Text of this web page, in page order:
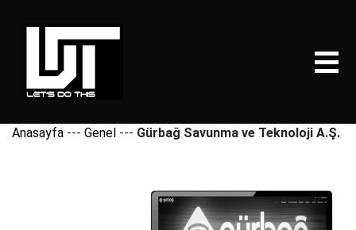
Anasayfa --- Genel --- Gürbağ Savunma ve Teknoloji A.Ş.